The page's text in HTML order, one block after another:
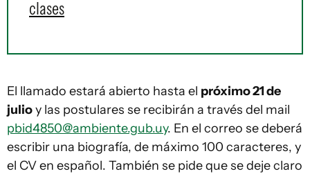
clases
El llamado estará abierto hasta el próximo 21 de
julioy las postulares se recibirán a través del mail
pbid4850@ambiente.gub.uy. En el correo se deberá
escribir una biografía, de máximo 100 caracteres, y
el CV en español. También se pide que se deje claro